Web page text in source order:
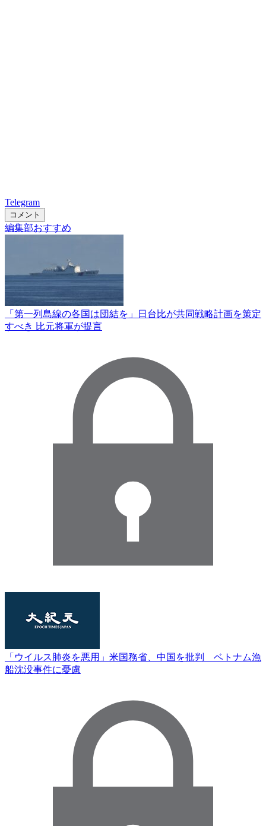
Telegram
コメント
編集部おすすめ
「第一列島線の各国は団結を」日台比が共同戦略計画を策定
すべき 比元将軍が提言
「ウイルス肺炎を悪用」米国務省、中国を批判 ベトナム漁
船沈没事件に憂慮